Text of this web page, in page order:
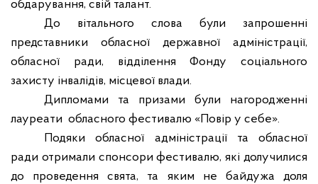
обдарування, свій талант.
До вітального слова були запрошенні
представники обласної державної адміністрації,
обласної ради, відділення Фонду соціального
захисту інвалідів, місцевої влади.
Дипломами та призами були нагородженні
лауреати обласного фестивалю «Повір у себе».
Подяки обласної адміністрації та обласної
ради отримали спонсори фестивалю, які долучилися
до проведення свята, та яким не байдужа доля